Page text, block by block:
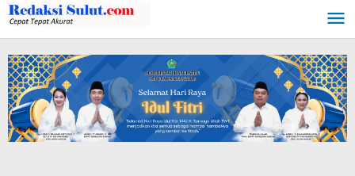
Lewati
ke
konten